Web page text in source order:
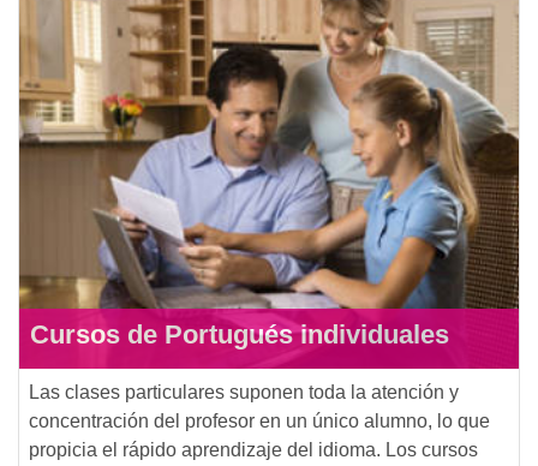
Cursos de Portugués individuales
Las clases particulares suponen toda la atención y
concentración del profesor en un único alumno, lo que
propicia el rápido aprendizaje del idioma. Los cursos